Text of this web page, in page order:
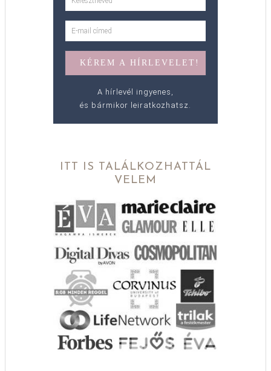
A hírlevél ingyenes,
és bármikor leiratkozhatsz.
ITT IS TALÁLKOZHATTÁL
VELEM